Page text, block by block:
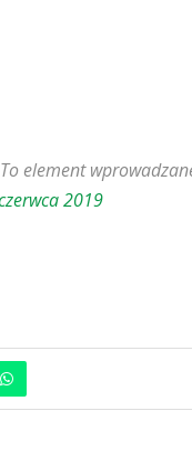
element
2019